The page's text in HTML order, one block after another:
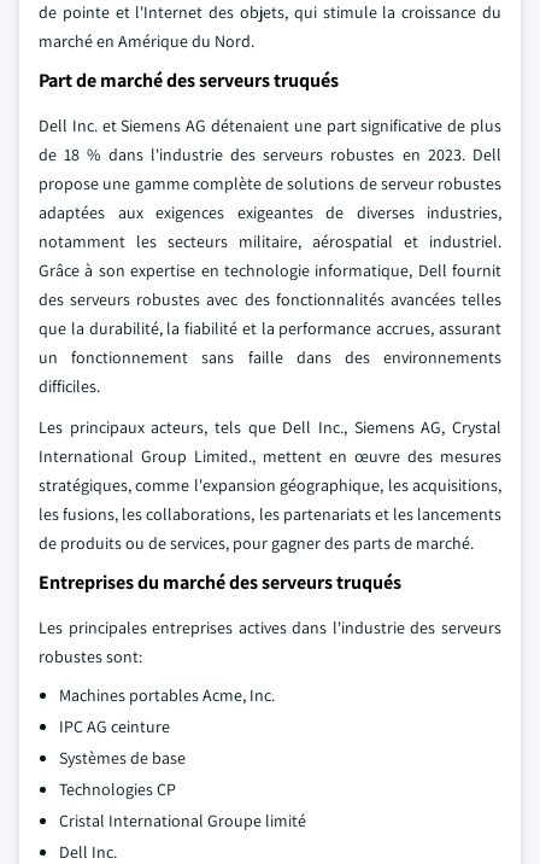
de pointe et l'Internet des objets, qui stimule la croissance du
marché en Amérique du Nord.
Part de marché des serveurs truqués
Dell Inc. et Siemens AG détenaient une part significative de plus
de 18 % dans l'industrie des serveurs robustes en 2023. Dell
propose une gamme complète de solutions de serveur robustes
adaptées aux exigences exigeantes de diverses industries,
notamment les secteurs militaire, aérospatial et industriel.
Grâce à son expertise en technologie informatique, Dell fournit
des serveurs robustes avec des fonctionnalités avancées telles
que la durabilité, la fiabilité et la performance accrues, assurant
un fonctionnement sans faille dans des environnements
difficiles.
Les principaux acteurs, tels que Dell Inc., Siemens AG, Crystal
International Group Limited., mettent en œuvre des mesures
stratégiques, comme l'expansion géographique, les acquisitions,
les fusions, les collaborations, les partenariats et les lancements
de produits ou de services, pour gagner des parts de marché.
Entreprises du marché des serveurs truqués
Les principales entreprises actives dans l'industrie des serveurs
robustes sont:
Machines portables Acme, Inc.
IPC AG ceinture
Systèmes de base
Technologies CP
Cristal International Groupe limité
Dell Inc.